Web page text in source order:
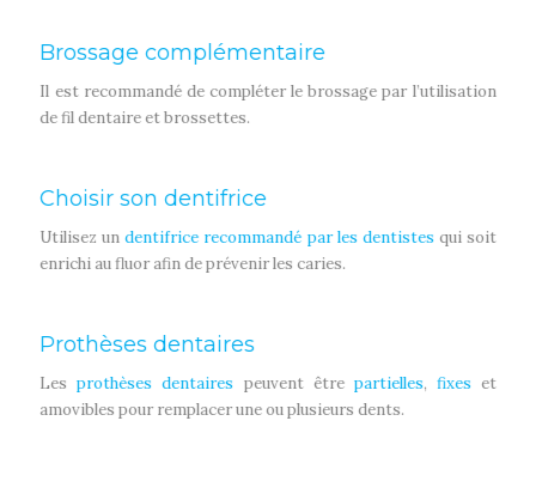
Brossage complémentaire
Il est recommandé de compléter le brossage par l’utilisation
de fil dentaire et brossettes.
Choisir son dentifrice
Utilisez undentifrice recommandé par les dentistesqui soit
enrichi au fluor afin de prévenir les caries.
Prothèses dentaires
Les prothèses dentaires peuvent être partielles, fixeset
amovibles pour remplacer une ou plusieurs dents.